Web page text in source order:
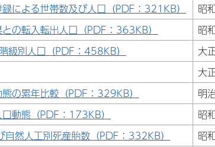
による世帯数及び人口（PDF：321KB）
昭
の転入転出人口（PDF：363KB）
昭
級別人口（PDF：458KB）
大
大
の累年比較（PDF：329KB）
明
動態（PDF：173KB）
昭
自然人工別死産胎数（PDF：332KB）
昭